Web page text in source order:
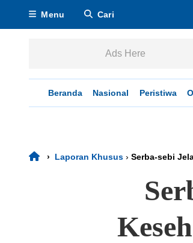
Menu Cari
Ads Here
Beranda Nasional Peristiwa
› Laporan Khusus › Serba-sebi